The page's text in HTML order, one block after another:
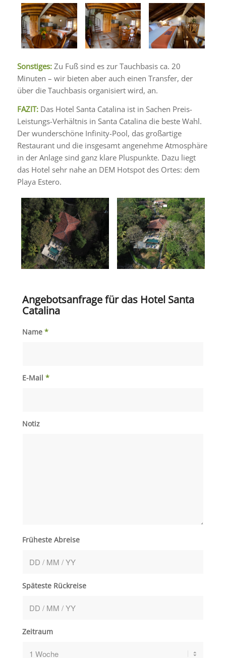
Sonstiges:Zu Fuß sind es zur Tauchbasis ca. 20
Minuten – wir bieten aber auch einen Transfer, der
über die Tauchbasis organisiert wird, an.
FAZIT:Das Hotel Santa Catalina ist in Sachen Preis-
Leistungs-Verhältnis in Santa Catalina die beste Wahl.
Der wunderschöne Infinity-Pool, das großartige
Restaurant und die insgesamt angenehme Atmosphäre
in der Anlage sind ganz klare Pluspunkte. Dazu liegt
das Hotel sehr nahe an DEM Hotspot des Ortes: dem
Playa Estero.
Angebotsanfrage für das Hotel Santa
Catalina
Name *
E-Mail *
Notiz
Früheste Abreise
Späteste Rückreise
Zeitraum